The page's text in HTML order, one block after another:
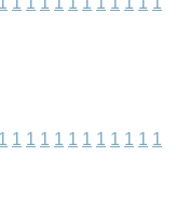
1 1 1 1 1 1 1 1 1 1 1 1